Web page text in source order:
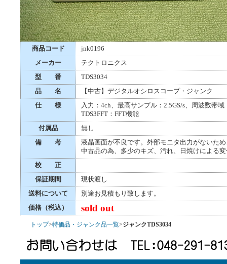
商品コード
jnk0196
メーカー
テクトロニクス
型 番
TDS3034
品 名
【中古】デジタルオシロスコープ・ジャンク
仕 様
入力：4ch、最高サンプル：2.5GS/s、周波数帯
TDS3FFT：FFT機能
付属品
無し
備 考
液晶画面が不良です。外部モニタ出力がないた
中古品の為、多少のキズ、汚れ、日焼けによる
校 正
保証期間
現状渡し
送料について
別途お見積もり致します。
価格（税込）
sold out
トップ>特価品・ジャンク品一覧>ジャンクTDS3034